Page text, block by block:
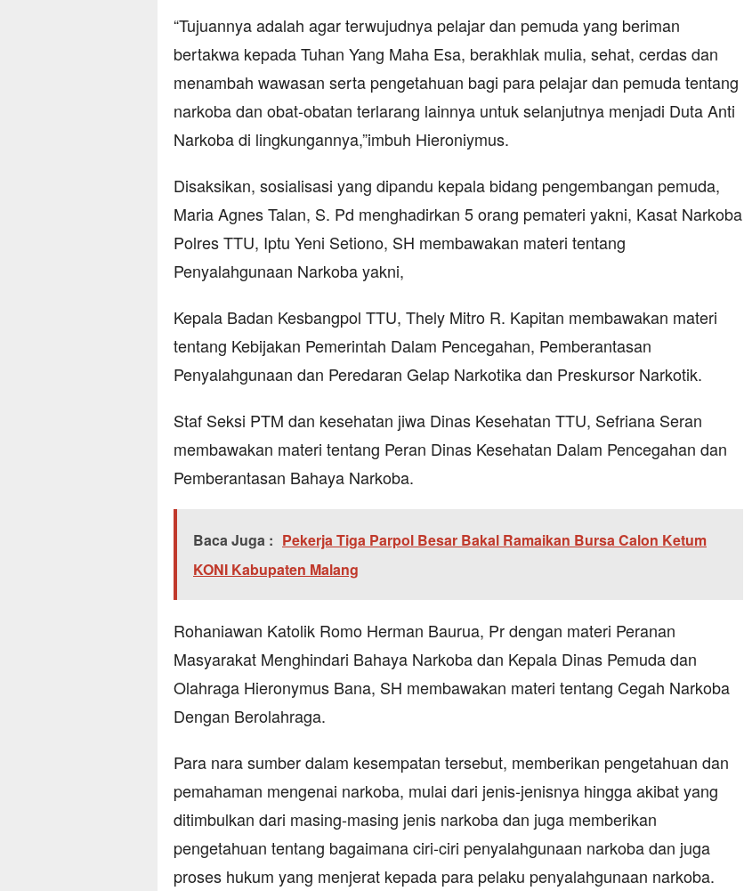
“Tujuannya adalah agar terwujudnya pelajar dan pemuda yang beriman
bertakwa kepada Tuhan Yang Maha Esa, berakhlak mulia, sehat, cerdas dan
menambah wawasan serta pengetahuan bagi para pelajar dan pemuda tentang
narkoba dan obat-obatan terlarang lainnya untuk selanjutnya menjadi Duta Anti
Narkoba di lingkungannya,”imbuh Hieroniymus.
Disaksikan, sosialisasi yang dipandu kepala bidang pengembangan pemuda,
Maria Agnes Talan, S. Pd menghadirkan 5 orang pemateri yakni, Kasat Narkoba
Polres TTU, Iptu Yeni Setiono, SH membawakan materi tentang
Penyalahgunaan Narkoba yakni,
Kepala Badan Kesbangpol TTU, Thely Mitro R. Kapitan membawakan materi
tentang Kebijakan Pemerintah Dalam Pencegahan, Pemberantasan
Penyalahgunaan dan Peredaran Gelap Narkotika dan Preskursor Narkotik.
Staf Seksi PTM dan kesehatan jiwa Dinas Kesehatan TTU, Sefriana Seran
membawakan materi tentang Peran Dinas Kesehatan Dalam Pencegahan dan
Pemberantasan Bahaya Narkoba.
Baca Juga : Pekerja Tiga Parpol Besar Bakal Ramaikan Bursa Calon Ketum
KONI Kabupaten Malang
Rohaniawan Katolik Romo Herman Baurua, Pr dengan materi Peranan
Masyarakat Menghindari Bahaya Narkoba dan Kepala Dinas Pemuda dan
Olahraga Hieronymus Bana, SH membawakan materi tentang Cegah Narkoba
Dengan Berolahraga.
Para nara sumber dalam kesempatan tersebut, memberikan pengetahuan dan
pemahaman mengenai narkoba, mulai dari jenis-jenisnya hingga akibat yang
ditimbulkan dari masing-masing jenis narkoba dan juga memberikan
pengetahuan tentang bagaimana ciri-ciri penyalahgunaan narkoba dan juga
proses hukum yang menjerat kepada para pelaku penyalahgunaan narkoba.